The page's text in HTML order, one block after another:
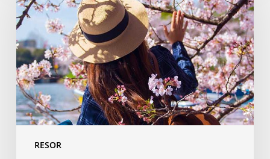
RESOR
stil:
Planera
den
perfekta
körsbärsblomningspicknicken